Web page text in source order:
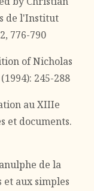
de l'Institut
776-790
of Nicholas
245-288
au XIIIe
et documents.
de la
aux simples